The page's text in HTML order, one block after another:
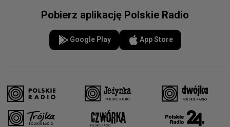
Pobierz aplikację Polskie Radio
Google Play App Store